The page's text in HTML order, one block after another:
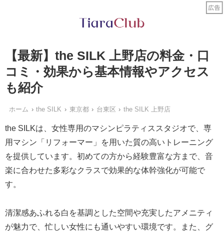
【最新】the SILK 上野店の料金・口
コミ・効果から基本情報やアクセス
も紹介
ホーム the SILK 東京都 台東区 the SILK 上野店
the SILKは、女性専用のマシンピラティススタジオで、専
用マシン「リフォーマー」を用いた質の高いトレーニング
を提供しています。初めての方から経験豊富な方まで、音
楽に合わせた多彩なクラスで効果的な体幹強化が可能で
す。
清潔感あふれる白を基調とした空間や充実したアメニティ
が魅力で、忙しい女性にも通いやすい環境です。また、グ